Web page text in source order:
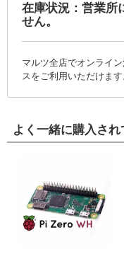
在庫状況：営業所
せん。
マルツ全店でオンライ
スをご利用いただけます
よく一緒に購入さ